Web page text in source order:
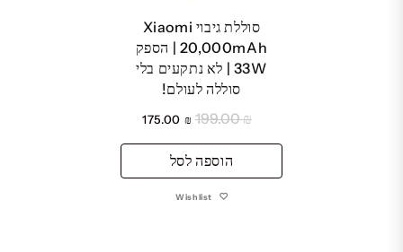
סוללת גיבוי Xiaomi
20,000mAh | הספק
33W | לא נתקעים בלי
סוללה לעולם!
₪
199.00
המחיר
היה:
₪ 199.00.
₪
המחיר
₪ 175.00.
הוספה לסל
Wishlist